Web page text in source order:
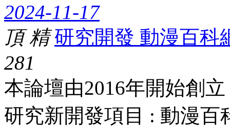
2024-11-17
頂 精 研究開發 動漫百科
281
本論壇由2016年開始創
研究新開發項目 : 動漫百